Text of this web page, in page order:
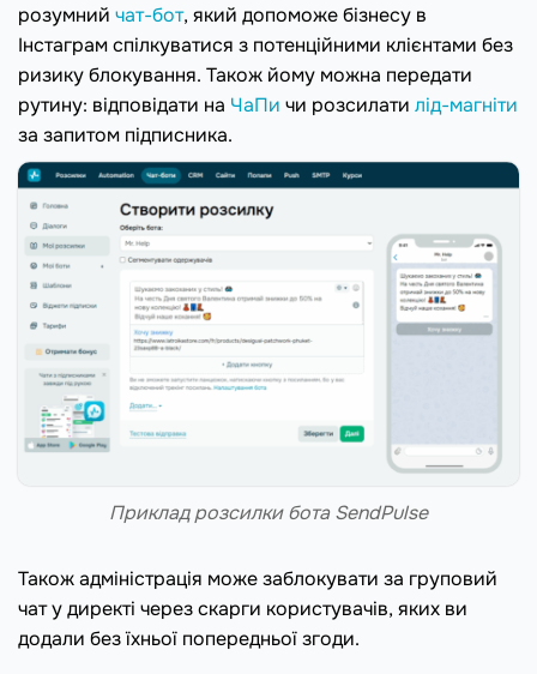
розумний чат-бот, який допоможе бізнесу в
Інстаграм спілкуватися з потенційними клієнтами без
ризику блокування. Також йому можна передати
рутину: відповідати на ЧаПи чи розсилати лід-магніти
за запитом підписника.
Приклад розсилки бота SendPulse
Також адміністрація може заблокувати за груповий
чат у директі через скарги користувачів, яких ви
додали без їхньої попередньої згоди.